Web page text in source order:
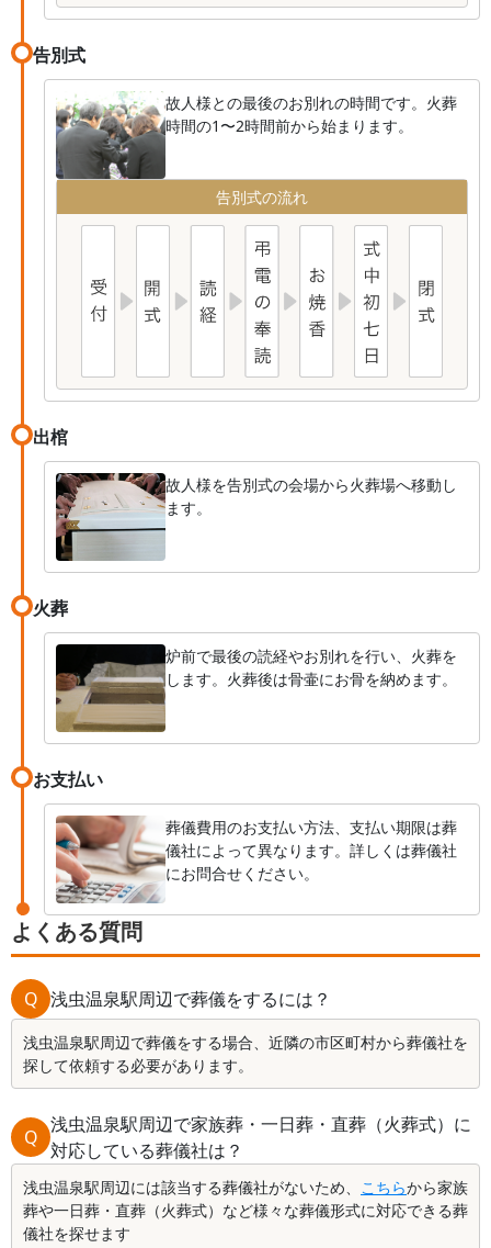
告別式
故人様との最後のお別れの時間です。火葬
時間の1〜2時間前から始まります。
告別式の流れ
出棺
故人様を告別式の会場から火葬場へ移動し
ます。
火葬
炉前で最後の読経やお別れを行い、火葬を
します。火葬後は骨壷にお骨を納めます。
お支払い
葬儀費用のお支払い方法、支払い期限は葬
儀社によって異なります。詳しくは葬儀社
にお問合せください。
よくある質問
Q 浅虫温泉駅周辺で葬儀をするには？
浅虫温泉駅周辺で葬儀をする場合、近隣の市区町村から葬儀社を
探して依頼する必要があります。
Q
浅虫温泉駅周辺で家族葬・一日葬・直葬（火葬式）に
対応している葬儀社は？
浅虫温泉駅周辺には該当する葬儀社がないため、 こちらから家族
葬や一日葬・直葬（火葬式）など様々な葬儀形式に対応できる葬
儀社を探せます